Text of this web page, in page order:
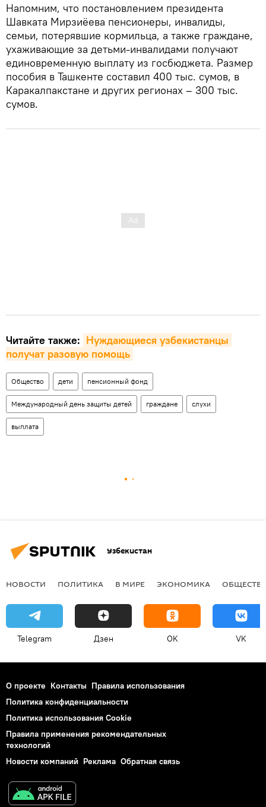
Напомним, что постановлением президента
Шавката Мирзиёева пенсионеры, инвалиды,
семьи, потерявшие кормильца, а также граждане,
ухаживающие за детьми-инвалидами получают
единовременную выплату из госбюджета. Размер
пособия в Ташкенте составил 400 тыс. сумов, в
Каракалпакстане и других регионах – 300 тыс.
сумов.
Читайте также: Нуждающиеся узбекистанцы
получат разовую помощь
Общество дети пенсионный фонд
Международный день защиты детей граждане слухи
выплата
Узбекистан
НОВОСТИ ПОЛИТИКА В МИРЕ ЭКОНОМИКА
Telegram Дзен OK VK
О проекте Контакты Правила использования
Политика конфиденциальности
Политика использования Cookie
Правила применения рекомендательных
технологий
Новости компаний Реклама Обратная связь